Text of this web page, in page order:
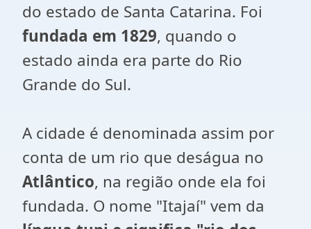
do estado de Santa Catarina. Foi
fundada em 1829, quando o
estado ainda era parte do Rio
Grande do Sul.
A cidade é denominada assim por
conta de um rio que deságua no
Atlântico, na região onde ela foi
fundada. O nome "Itajaí" vem da